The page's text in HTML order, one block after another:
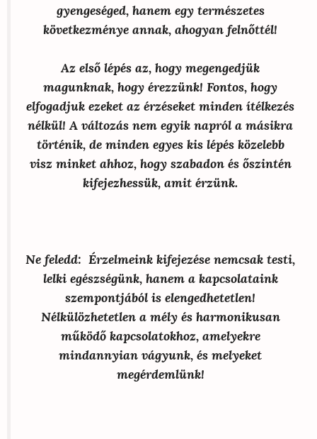
gyengeséged, hanem egy természetes
következménye annak, ahogyan felnőttél!
Az első lépés az, hogy megengedjük
magunknak, hogy érezzünk! Fontos, hogy
elfogadjuk ezeket az érzéseket minden ítélkezés
nélkül! A változás nem egyik napról a másikra
történik, de minden egyes kis lépés közelebb
visz minket ahhoz, hogy szabadon és őszintén
kifejezhessük, amit érzünk.
Ne feledd: Érzelmeink kifejezése nemcsak testi,
lelki egészségünk, hanem a kapcsolataink
szempontjából is elengedhetetlen!
Nélkülözhetetlen a mély és harmonikusan
működő kapcsolatokhoz, amelyekre
mindannyian vágyunk, és melyeket
megérdemlünk!